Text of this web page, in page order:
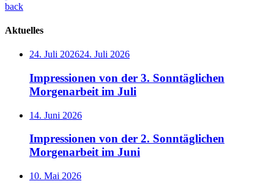
back
Aktuelles
24. Juli 202624. Juli 2026
Impressionen von der 3. Sonntäglichen
Morgenarbeit im Juli
14. Juni 2026
Impressionen von der 2. Sonntäglichen
Morgenarbeit im Juni
10. Mai 2026